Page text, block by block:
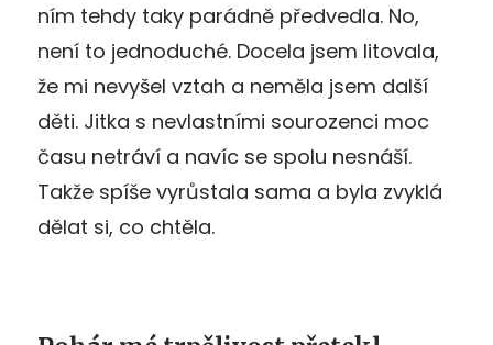
ním tehdy taky parádně předvedla. No,
není to jednoduché. Docela jsem litovala,
že mi nevyšel vztah a neměla jsem další
děti. Jitka s nevlastními sourozenci moc
času netráví a navíc se spolu nesnáší.
Takže spíše vyrůstala sama a byla zvyklá
dělat si, co chtěla.